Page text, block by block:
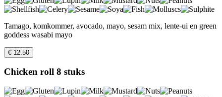
Tamago, komkommer, avocado, mayo, sesam mix, lente-ui en green
goddess wasabi mayo
€ 12.50
Chicken roll 8 stuks